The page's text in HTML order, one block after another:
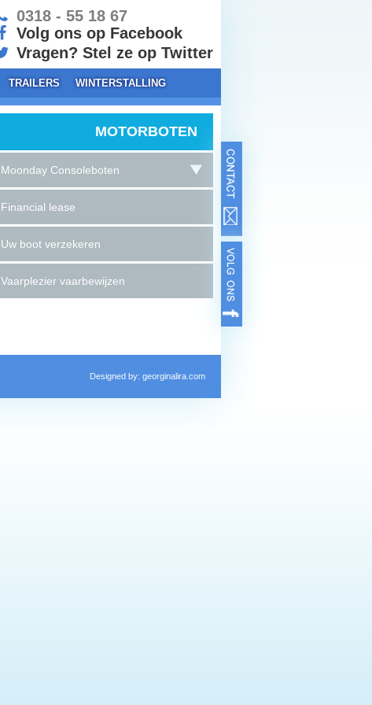
0318 - 55 18 67
Volg ons op Facebook
Vragen? Stel ze op Twitter
TRAILERS WINTERSTALLING
MOTORBOTEN
Moonday Consoleboten
Financial lease
Uw boot verzekeren
Vaarplezier vaarbewijzen
Designed by: georginalira.com